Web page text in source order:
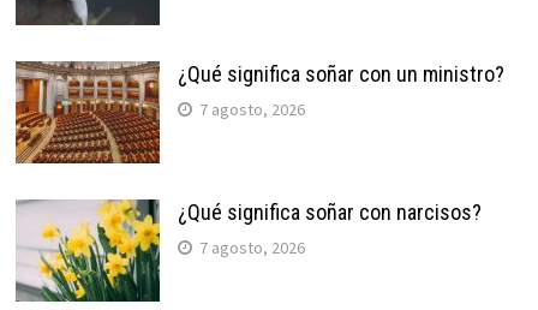
¿Qué significa soñar con un ministro?
7 agosto, 2026
¿Qué significa soñar con narcisos?
7 agosto, 2026